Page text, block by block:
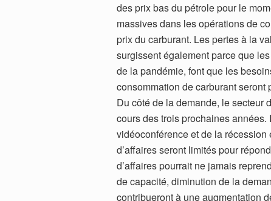
des prix bas du pétrole pour le
massives dans les opérations de
prix du carburant. Les pertes à la
surgissent également parce que
de la pandémie, font que les
consommation de carburant
Du côté de la demande, le secteur
cours des trois prochaines
vidéoconférence et de la
d’affaires seront limités pour
d’affaires pourrait ne jamais
de capacité, diminution de la
contribueront à une augmentation